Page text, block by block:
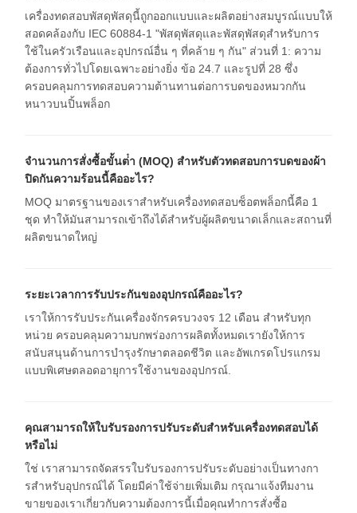
เครื่องทดสอบพัสดุพัสดุนี้ถูกออกแบบและผลิตอย่างสมบูรณ์แบบให้
สอดคล้องกับ IEC 60884-1 "พัสดุพัสดุและพัสดุพัสดุสําหรับการ
ใช้ในครัวเรือนและอุปกรณ์อื่น ๆ ที่คล้าย ๆ กัน" ส่วนที่ 1: ความ
ต้องการทั่วไปโดยเฉพาะอย่างยิ่ง ข้อ 24.7 และรูปที่ 28 ซึ่ง
ครอบคลุมการทดสอบความต้านทานต่อการบดของหมวกกัน
หนาวบนปิ้นพล็อก
จํานวนการสั่งซื้อขั้นต่ํา (MOQ) สําหรับตัวทดสอบการบดของผ้า
ปิดกันความร้อนนี้คืออะไร?
MOQ มาตรฐานของเราสําหรับเครื่องทดสอบซ็อตพล็อกนี้คือ 1
ชุด ทําให้มันสามารถเข้าถึงได้สําหรับผู้ผลิตขนาดเล็กและสถานที่
ผลิตขนาดใหญ่
ระยะเวลาการรับประกันของอุปกรณ์คืออะไร?
เราให้การรับประกันเครื่องจักรครบวงจร 12 เดือน สําหรับทุก
หน่วย ครอบคลุมความบกพร่องการผลิตทั้งหมดเรายังให้การ
สนับสนุนด้านการบํารุงรักษาตลอดชีวิต และอัพเกรดโปรแกรม
แบบพิเศษตลอดอายุการใช้งานของอุปกรณ์.
คุณสามารถให้ใบรับรองการปรับระดับสําหรับเครื่องทดสอบได้
หรือไม่
ใช่ เราสามารถจัดสรรใบรับรองการปรับระดับอย่างเป็นทางกา
รสําหรับอุปกรณ์ได้ โดยมีค่าใช้จ่ายเพิ่มเติม กรุณาแจ้งทีมงาน
ขายของเราเกี่ยวกับความต้องการนี้เมื่อคุณทําการสั่งซื้อ